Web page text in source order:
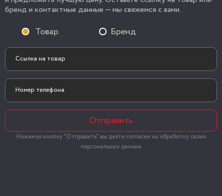
бренд и контактные данные — мы свяжемся с вами.
Товар Бренд
Отправить
Нажимая кнопку "Отправить" вы даёте согласие на обработку своих
персональных данных